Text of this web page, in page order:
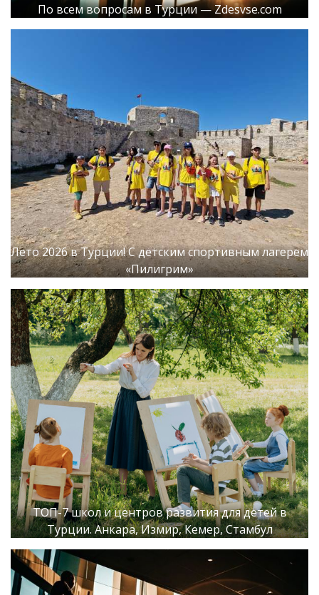
По всем вопросам в Турции — Zdesvse.com
Лето 2026 в Турции! С детским спортивным лагерем
«Пилигрим»
ТОП-7 школ и центров развития для детей в
Турции. Анкара, Измир, Кемер, Стамбул